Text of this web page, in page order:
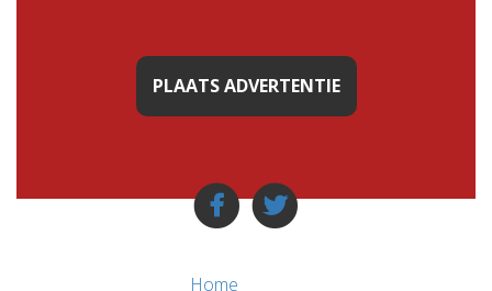
PLAATS ADVERTENTIE
Home